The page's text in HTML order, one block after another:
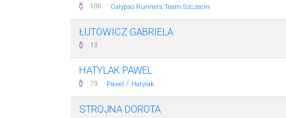
100 · Calypso Runners Team Szczecin
ŁUTOWICZ GABRIELA
13
HATYLAK PAWEL
73 · Pawel / Hatylak
STROJNA DOROTA